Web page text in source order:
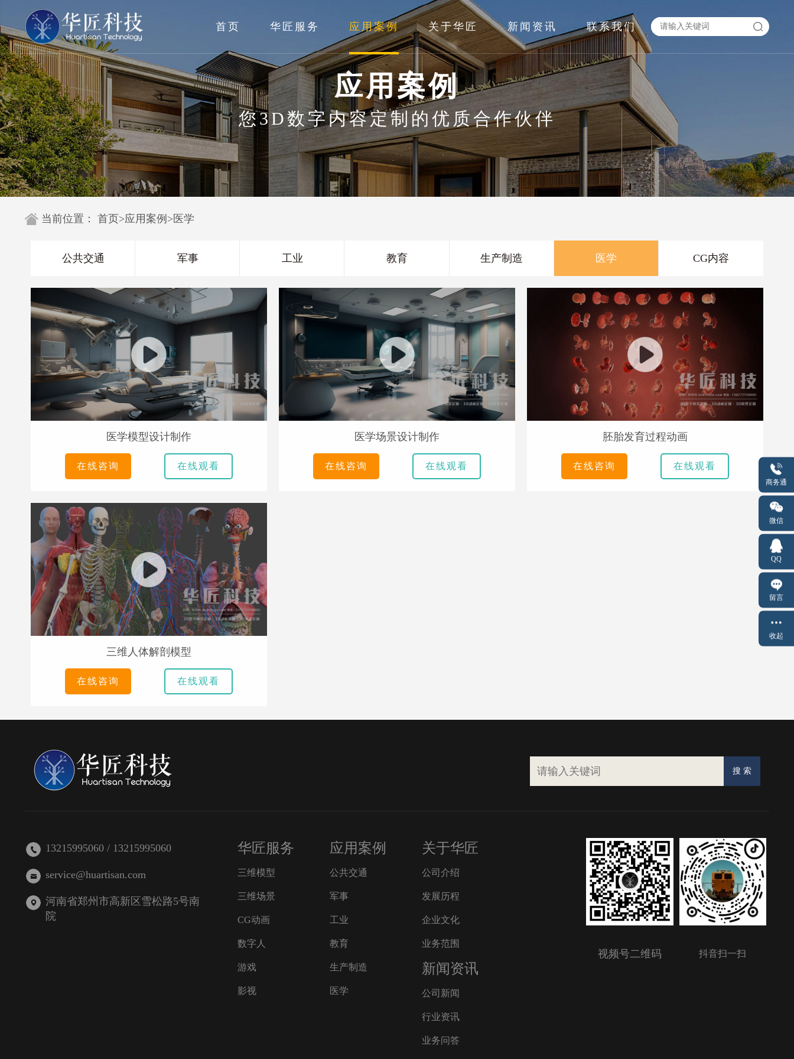
首页 华匠服务 应用案例 关于华匠 新闻资讯 联系我们
应用案例
您3D数字内容定制的优质合作伙伴
当前位置： 首页>应用案例 >医学
公共交通 军事 工业 教育 生产制造 医学 CG内容
医学模型设计制作
在线咨询 在线观看
医学场景设计制作
在线咨询 在线观看
胚胎发育过程动画
在线咨询 在线观看
三维人体解剖模型
在线咨询 在线观看
13215995060 / 13215995060
service@huartisan.com
河南省郑州市高新区雪松路5号南
院
华匠服务
三维模型
三维场景
CG动画
数字人
游戏
影视
应用案例
公共交通
军事
工业
教育
生产制造
医学
关于华匠
公司介绍
发展历程
企业文化
业务范围
新闻资讯
公司新闻
行业资讯
业务问答
视频号二维码 抖音扫一扫
商务通
微信
QQ
留言
收起